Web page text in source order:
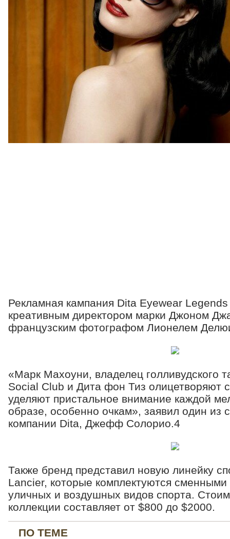
Рекламная кампания Dita Eyewear
креативным директором марки Джоном
французским фотографом Лионелем
«Марк Махоуни, владелец голливудского
Social Club и Дита фон Тиз олицетворяют
уделяют пристальное внимание каждой
образе, особенно очкам», заявил один из
компании Dita, Джефф Солорио.4
Также бренд представил новую линейку
Lancier, которые комплектуются
уличных и воздушных видов спорта.
коллекции составляет от $800 до $2000.
ПО ТЕМЕ